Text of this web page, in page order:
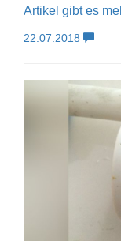
Artikel gibt es
22.07.2018